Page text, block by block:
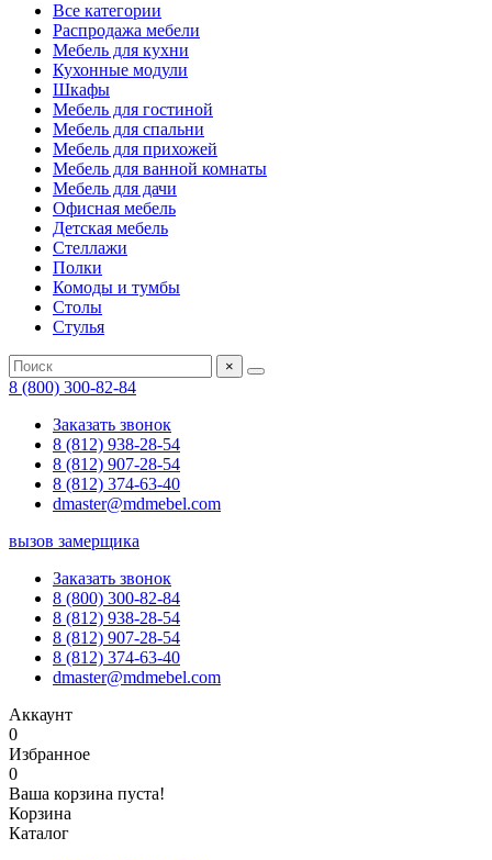
Все категории
Распродажа мебели
Мебель для кухни
Кухонные модули
Шкафы
Мебель для гостиной
Мебель для спальни
Мебель для прихожей
Мебель для ванной комнаты
Мебель для дачи
Офисная мебель
Детская мебель
Стеллажи
Полки
Комоды и тумбы
Столы
Стулья
×
8 (800) 300-82-84
Заказать звонок
8 (812) 938-28-54
8 (812) 907-28-54
8 (812) 374-63-40
dmaster@mdmebel.com
вызов замерщика
Заказать звонок
8 (800) 300-82-84
8 (812) 938-28-54
8 (812) 907-28-54
8 (812) 374-63-40
dmaster@mdmebel.com
Аккаунт
0
Избранное
0
Ваша корзина пуста!
Корзина
Каталог